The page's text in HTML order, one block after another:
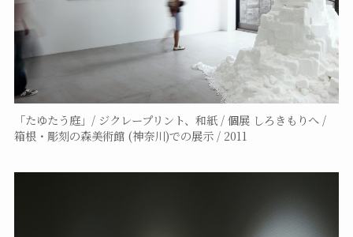
「たゆたう庭」/ ジクレープリント、和紙 / 個展 しろきもりへ /
箱根・彫刻の森美術館 (神奈川)での展示 / 2011